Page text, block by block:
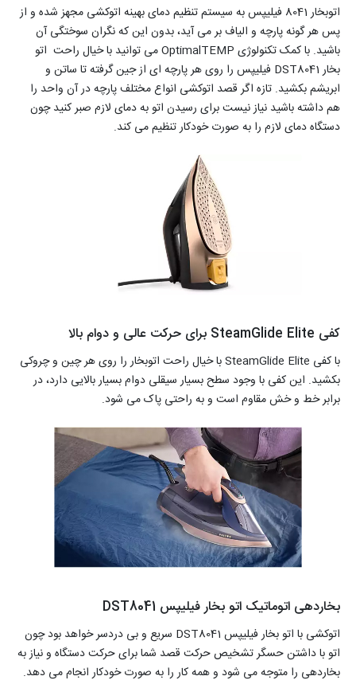
اتوبخار 8041 فیلیپس به سیستم تنظیم دمای بهینه اتوکشی مجهز شده و از
پس هر گونه پارچه و الیاف بر می آید، بدون این که نگران سوختگی آن
باشید. با کمک تکنولوژی OptimalTEMP می توانید با خیال راحت اتو
بخار DST8041 فیلیپس را روی هر پارچه ای از جین گرفته تا ساتن و
ابریشم بکشید. تازه اگر قصد اتوکشی انواع مختلف پارچه در آن واحد را
هم داشته باشید نیاز نیست برای رسیدن اتو به دمای لازم صبر کنید چون
دستگاه دمای لازم را به صورت خودکار تنظیم می کند.
کفی SteamGlide Elite برای حرکت عالی و دوام بالا
با کفی SteamGlide Elite با خیال راحت اتوبخار را روی هر چین و چروکی
بکشید. این کفی با وجود سطح بسیار سیقلی دوام بسیار بالایی دارد، در
برابر خط و خش مقاوم است و به راحتی پاک می شود.
بخاردهی اتوماتیک اتو بخار فیلیپس DST8041
اتوکشی با اتو بخار فیلیپس DST8041 سریع و بی دردسر خواهد بود چون
اتو با داشتن حسگر تشخیص حرکت قصد شما برای حرکت دستگاه و نیاز به
بخاردهی را متوجه می شود و همه کار را به صورت خودکار انجام می دهد.